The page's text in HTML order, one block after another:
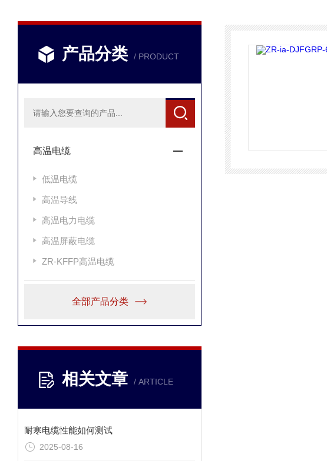
产品分类 / PRODUCT
高温电缆
低温电缆
高温导线
高温电力电缆
高温屏蔽电缆
ZR-KFFP高温电缆
全部产品分类
相关文章 / ARTICLE
耐寒电缆性能如何测试
2025-08-16